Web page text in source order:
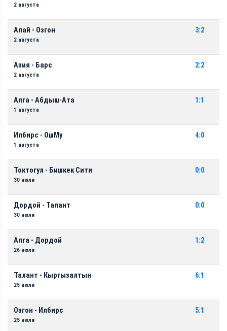
2 августа
Алай - Озгон
2 августа
3:2
Азия - Барс
2 августа
2:2
Алга - Абдыш-Ата
1 августа
1:1
Илбирс - ОшМу
1 августа
4:0
Токтогул - Бишкек Сити
30 июля
0:0
Дордой - Талант
30 июля
0:0
Алга - Дордой
26 июля
1:2
Талант - Кыргызалтын
25 июля
6:1
Озгон - Илбирс
25 июля
5:1